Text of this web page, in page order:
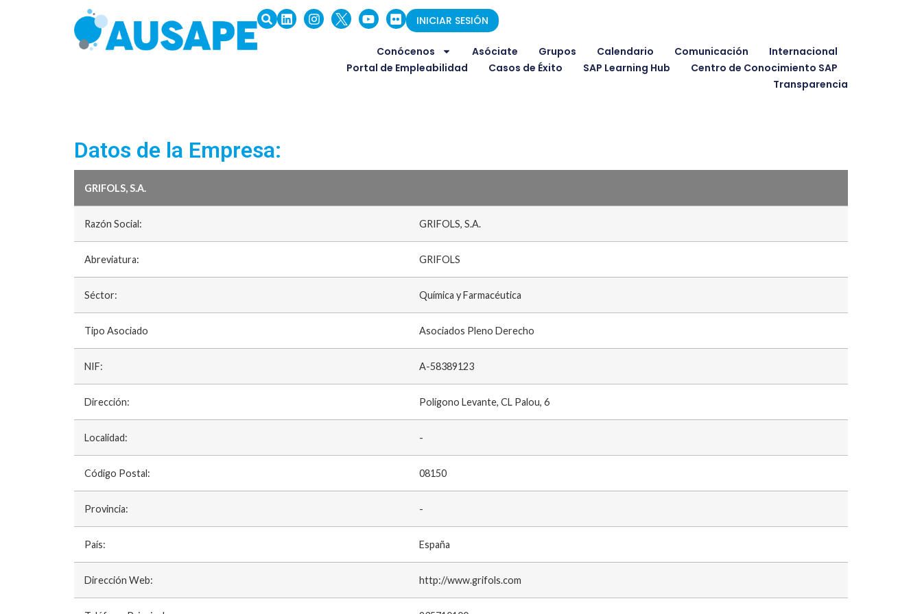
INICIAR SESIÓN
Conócenos Asóciate Grupos Calendario Comunicación
Internacional
Portal de Empleabilidad
Casos de Éxito SAP Learning Hub
Centro de Conocimiento SAP
Transparencia
Datos de la Empresa:
GRIFOLS, S.A.
Razón Social: GRIFOLS, S.A.
Abreviatura: GRIFOLS
Séctor: Química y Farmacéutica
Tipo Asociado Asociados Pleno Derecho
NIF: A-58389123
Dirección: Polígono Levante, CL Palou, 6
Localidad: -
Código Postal: 08150
Provincia: -
País: España
Dirección Web: http://www.grifols.com